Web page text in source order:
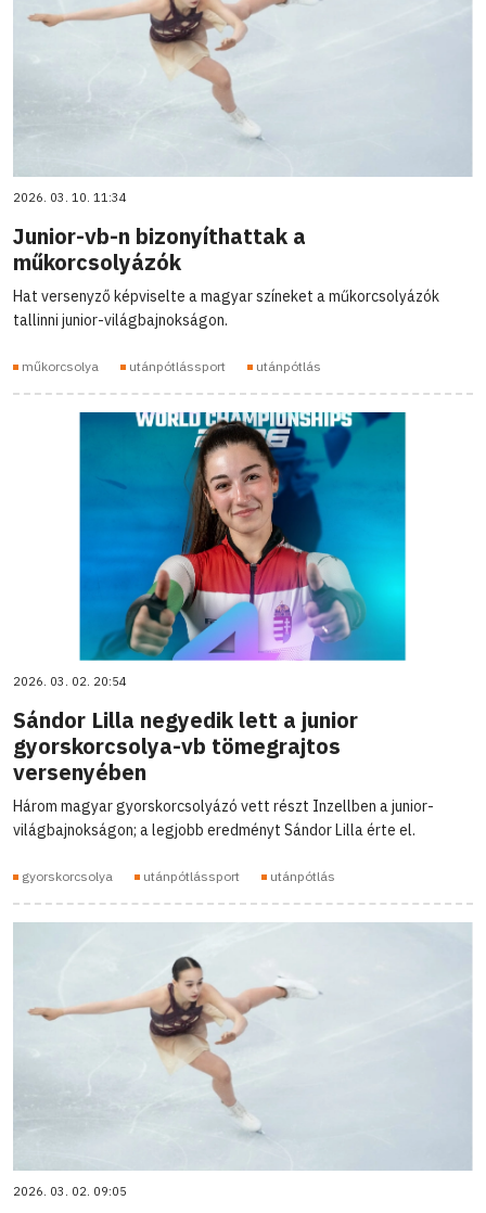
2026. 03. 10. 11:34
Junior-vb-n bizonyíthattak a
műkorcsolyázók
Hat versenyző képviselte a magyar színeket a műkorcsolyázók
tallinni junior-világbajnokságon.
műkorcsolya utánpótlássport utánpótlás
2026. 03. 02. 20:54
Sándor Lilla negyedik lett a junior
gyorskorcsolya-vb tömegrajtos
versenyében
Három magyar gyorskorcsolyázó vett részt Inzellben a junior-
világbajnokságon; a legjobb eredményt Sándor Lilla érte el.
gyorskorcsolya utánpótlássport utánpótlás
2026. 03. 02. 09:05